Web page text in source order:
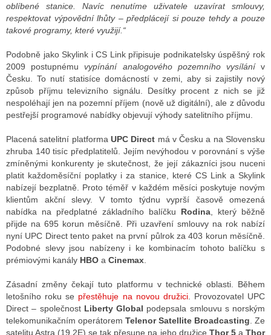
oblíbené stanice. Navíc nenutíme uživatele uzavírat smlouvy,
respektovat výpovědní lhůty – předplácejí si pouze tehdy a pouze
takové programy, které využijí.“
Podobně jako Skylink i CS Link připisuje podnikatelsky úspěšný rok
2009 postupnémuvypínání analogového pozemního vysílánív
Česku. To nutí statisíce domácností v zemi, aby si zajistily nový
způsob příjmu televizního signálu. Desítky procent z nich se již
nespoléhají jen na pozemní příjem (nově už digitální), ale z důvodu
pestřejší programové nabídky objevují výhody satelitního příjmu.
Placená satelitní platforma UPC Direct má v Česku a na Slovensku
zhruba 140 tisíc předplatitelů. Jejím nevýhodou v porovnání s výše
zmíněnými konkurenty je skutečnost, že její zákazníci jsou nuceni
platit každoměsíční poplatky i za stanice, které CS Link a Skylink
nabízejí bezplatně. Proto téměř v každém měsíci poskytuje novým
klientům akční slevy. V tomto týdnu vyprší časově omezená
nabídka na předplatné základního balíčku Rodina , který běžně
přijde na 695 korun měsíčně. Při uzavření smlouvy na rok nabízí
nyní UPC Direct tento paket na první půlrok za 403 korun měsíčně.
Podobné slevy jsou nabízeny i ke kombinacím tohoto balíčku s
prémiovými kanály HBO a Cinemax
Zásadní změny čekají tuto platformu v technické oblasti. Během
letošního roku se přestěhuje na novou družici. Provozovatel UPC
Direct – společnost Liberty Global podepsala smlouvu s norským
telekomunikačním operátorem Telenor Satellite Broadcasting . Ze
satelitu Astra (19,2E) se tak přesune na jeho družice Thor 5aThor